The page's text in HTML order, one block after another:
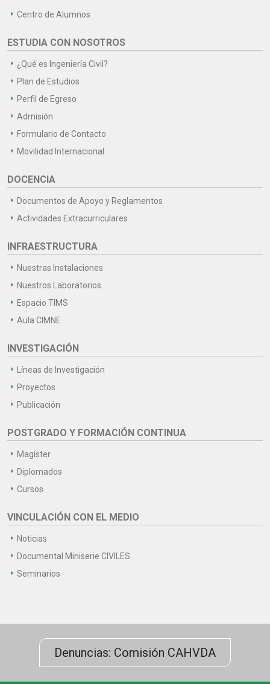
Centro de Alumnos
ESTUDIA CON NOSOTROS
¿Qué es Ingeniería Civil?
Plan de Estudios
Perfil de Egreso
Admisión
Formulario de Contacto
Movilidad Internacional
DOCENCIA
Documentos de Apoyo y Reglamentos
Actividades Extracurriculares
INFRAESTRUCTURA
Nuestras Instalaciones
Nuestros Laboratorios
Espacio TIMS
Aula CIMNE
INVESTIGACIÓN
Líneas de Investigación
Proyectos
Publicación
POSTGRADO Y FORMACIÓN CONTINUA
Magíster
Diplomados
Cursos
VINCULACIÓN CON EL MEDIO
Noticias
Documental Miniserie CIVILES
Seminarios
Denuncias: Comisión CAHVDA